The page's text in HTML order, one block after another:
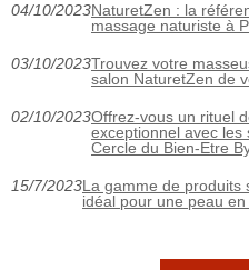
04/10/2023NaturetZen : la
massage naturiste à
03/10/2023Trouvez votre
salon NaturetZen de
02/10/2023Offrez-vous un rituel
exceptionnel avec les
Cercle du Bien-Etre
15/7/2023La gamme de produits
idéal pour une peau